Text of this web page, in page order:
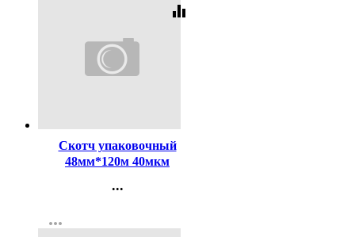
equalizer
Скотч упаковочный
48мм*120м 40мкм
...
Регистрация
more_horiz